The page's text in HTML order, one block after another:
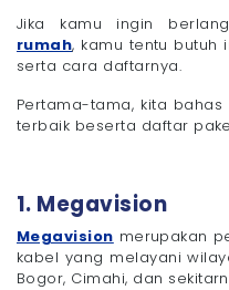
Jika kamu ingin
rumah, kamu tentu butuh
serta cara daftarnya.
Pertama-tama, kita
terbaik beserta daftar
1. Megavision
Megavision merupakan
kabel yang melayani
Bogor, Cimahi, dan